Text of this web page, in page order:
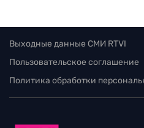
Выходные данные СМИ RTVI
Пользовательское соглашение
Политика обработки